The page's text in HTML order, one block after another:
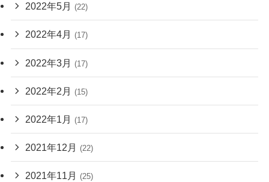
2022年5月 (22)
2022年4月 (17)
2022年3月 (17)
2022年2月 (15)
2022年1月 (17)
2021年12月 (22)
2021年11月 (25)